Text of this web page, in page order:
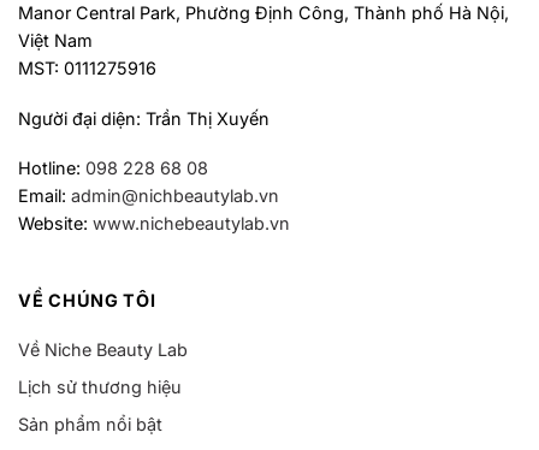
Manor Central Park, Phường Định Công, Thành phố Hà Nội,
Việt Nam
MST: 0111275916
Người đại diện: Trần Thị Xuyến
Hotline: 098 228 68 08
Email: admin@nichbeautylab.vn
Website: www.nichebeautylab.vn
VỀ CHÚNG TÔI
Về Niche Beauty Lab
Lịch sử thương hiệu
Sản phẩm nổi bật